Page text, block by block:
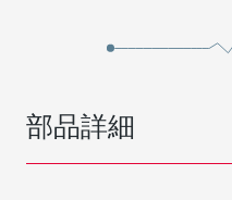
部品詳細